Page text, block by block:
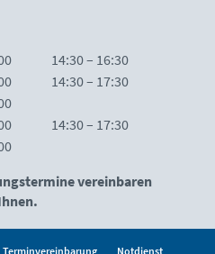
14:30 – 16:30
14:30 – 17:30
14:30 – 17:30
vereinbaren
Terminvereinbarung Notdienst